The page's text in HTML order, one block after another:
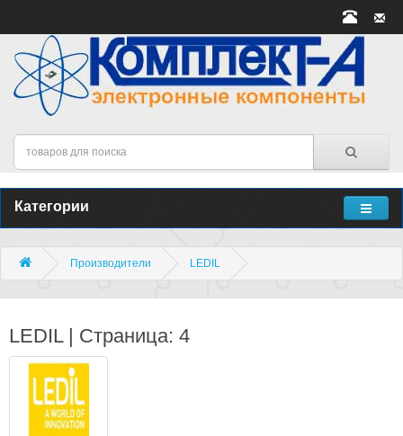
Категории
Производители LEDIL
LEDIL | Страница: 4